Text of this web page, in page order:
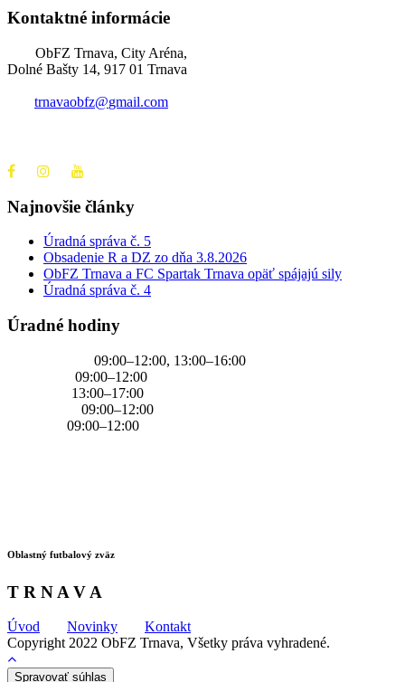
Kontaktné informácie
ObFZ Trnava, City Aréna,
Dolné Bašty 14, 917 01 Trnava
trnavaobfz@gmail.com
Najnovšie články
Úradná správa č. 5
Obsadenie R a DZ zo dňa 3.8.2026
ObFZ Trnava a FC Spartak Trnava opäť spájajú sily
Úradná správa č. 4
Úradné hodiny
09:00–12:00, 13:00–16:00
09:00–12:00
13:00–17:00
09:00–12:00
09:00–12:00
Oblastný futbalový zväz
T R N A V A
Úvod Novinky
Kontakt
Copyright 2022 ObFZ Trnava, Všetky práva vyhradené.
Spravovať súhlas